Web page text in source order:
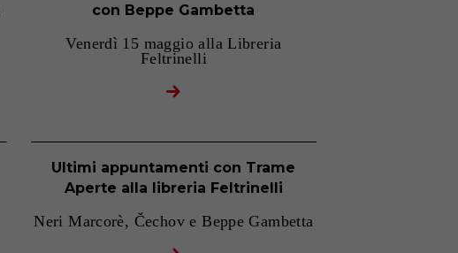
con Beppe Gambetta
Venerdì 15 maggio alla Libreria
Feltrinelli
Ultimi appuntamenti con Trame
Aperte alla libreria Feltrinelli
Neri Marcorè, Čechov e Beppe Gambetta